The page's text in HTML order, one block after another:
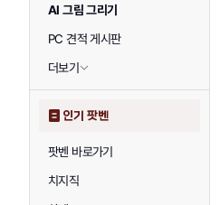
AI 그림 그리기
PC 견적 게시판
더보기
인기 팟벤
팟벤 바로가기
치지직